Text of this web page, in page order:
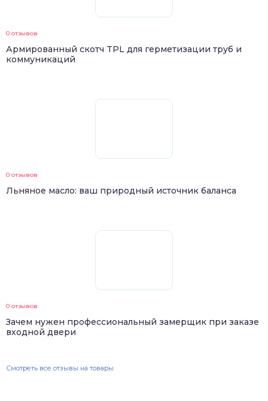
0 отзывов
Армированный скотч TPL для герметизации труб и
коммуникаций
0 отзывов
Льняное масло: ваш природный источник баланса
0 отзывов
Зачем нужен профессиональный замерщик при заказе
входной двери
Смотреть все отзывы на товары